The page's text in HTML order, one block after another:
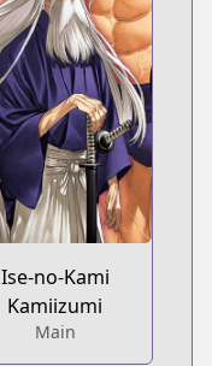
Ise-no-Kami
Kamiizumi
Main